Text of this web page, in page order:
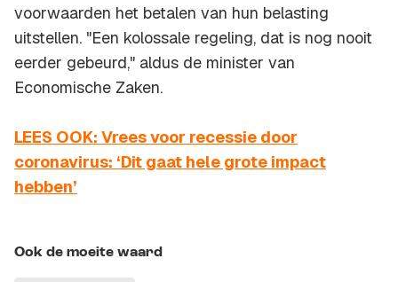
voorwaarden het betalen van hun belasting
uitstellen. "Een kolossale regeling, dat is nog nooit
eerder gebeurd," aldus de minister van
Economische Zaken.
LEES OOK: Vrees voor recessie door
coronavirus: ‘Dit gaat hele grote impact
hebben’
Ook de moeite waard